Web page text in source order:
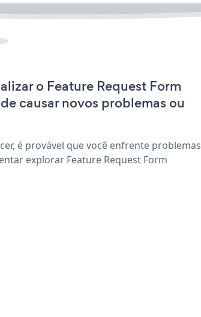
o Feature Request Form
causar novos problemas ou
é provável que você enfrente problemas
explorar Feature Request Form